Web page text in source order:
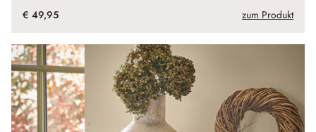
€ 49,95 zum Produkt